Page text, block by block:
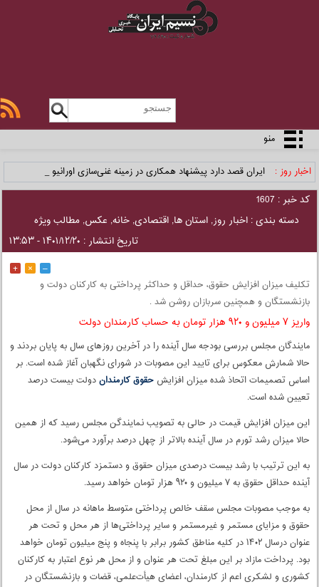
منو
اخبار روز : ایران قصد دارد پیشنهاد همکاری در زمینه غنی‌سازی اورانیوم _
کد خبر : 1607
دسته بندی :اخبار روز,استان ها,اقتصادی,خانه, عکس,مطالب ویژه
تاریخ انتشار : ۱۴۰۱/۱۲/۲۰ - ۱۳:۵۳
–
×
+
تکلیف میزان افزایش حقوق، حداقل و حداکثر پرداختی به کارکنان دولت و
بازنشستگان و همچنین سربازان روشن شد .
واریز ۷ میلیون و ۹۲۰ هزار تومان به حساب کارمندان دولت
مایندگان مجلس بررسی بودجه سال آینده را در آخرین روزهای سال به پایان بردند و
حالا شمارش معکوس برای تایید این مصوبات در شورای نگهبان آغاز شده است. بر
اساس تصمیمات اتحاذ شده میزان افزایشحقوق کارمندان دولت بیست درصد
تعیین شده است.
این میزان افزایش قیمت در حالی به تصویب نمایندگن مجلس رسید که از همین
حالا میزان رشد تورم در سال آینده بالاتر از چهل درصد برآورد می‌شود.
به این ترتیب با رشد بیست درصدی میزان حقوق و دستمزد کارکنان دولت در سال
آینده حداقل حقوق به ۷ میلیون و ۹۲۰ هزار تومان خواهد رسید.
به موجب مصوبات مجلس سقف خالص پرداختی متوسط ماهانه در سال از محل
حقوق و مزایای مستمر و غیرمستمر و سایر پرداختی‌ها از هر محل و تحت هر
عنوان درسال ۱۴۰۲ در کلیه مناطق کشور برابر با پنجاه و پنج میلیون تومان خواهد
بود. پرداخت مازاد بر این مبلغ تحت هر عنوان و از محل هر نوع اعتبار به کارکنان
کشوری و لشکری اعم از کارمندان، اعضای هیأت‌علمی، قضات و بازنشستگان در